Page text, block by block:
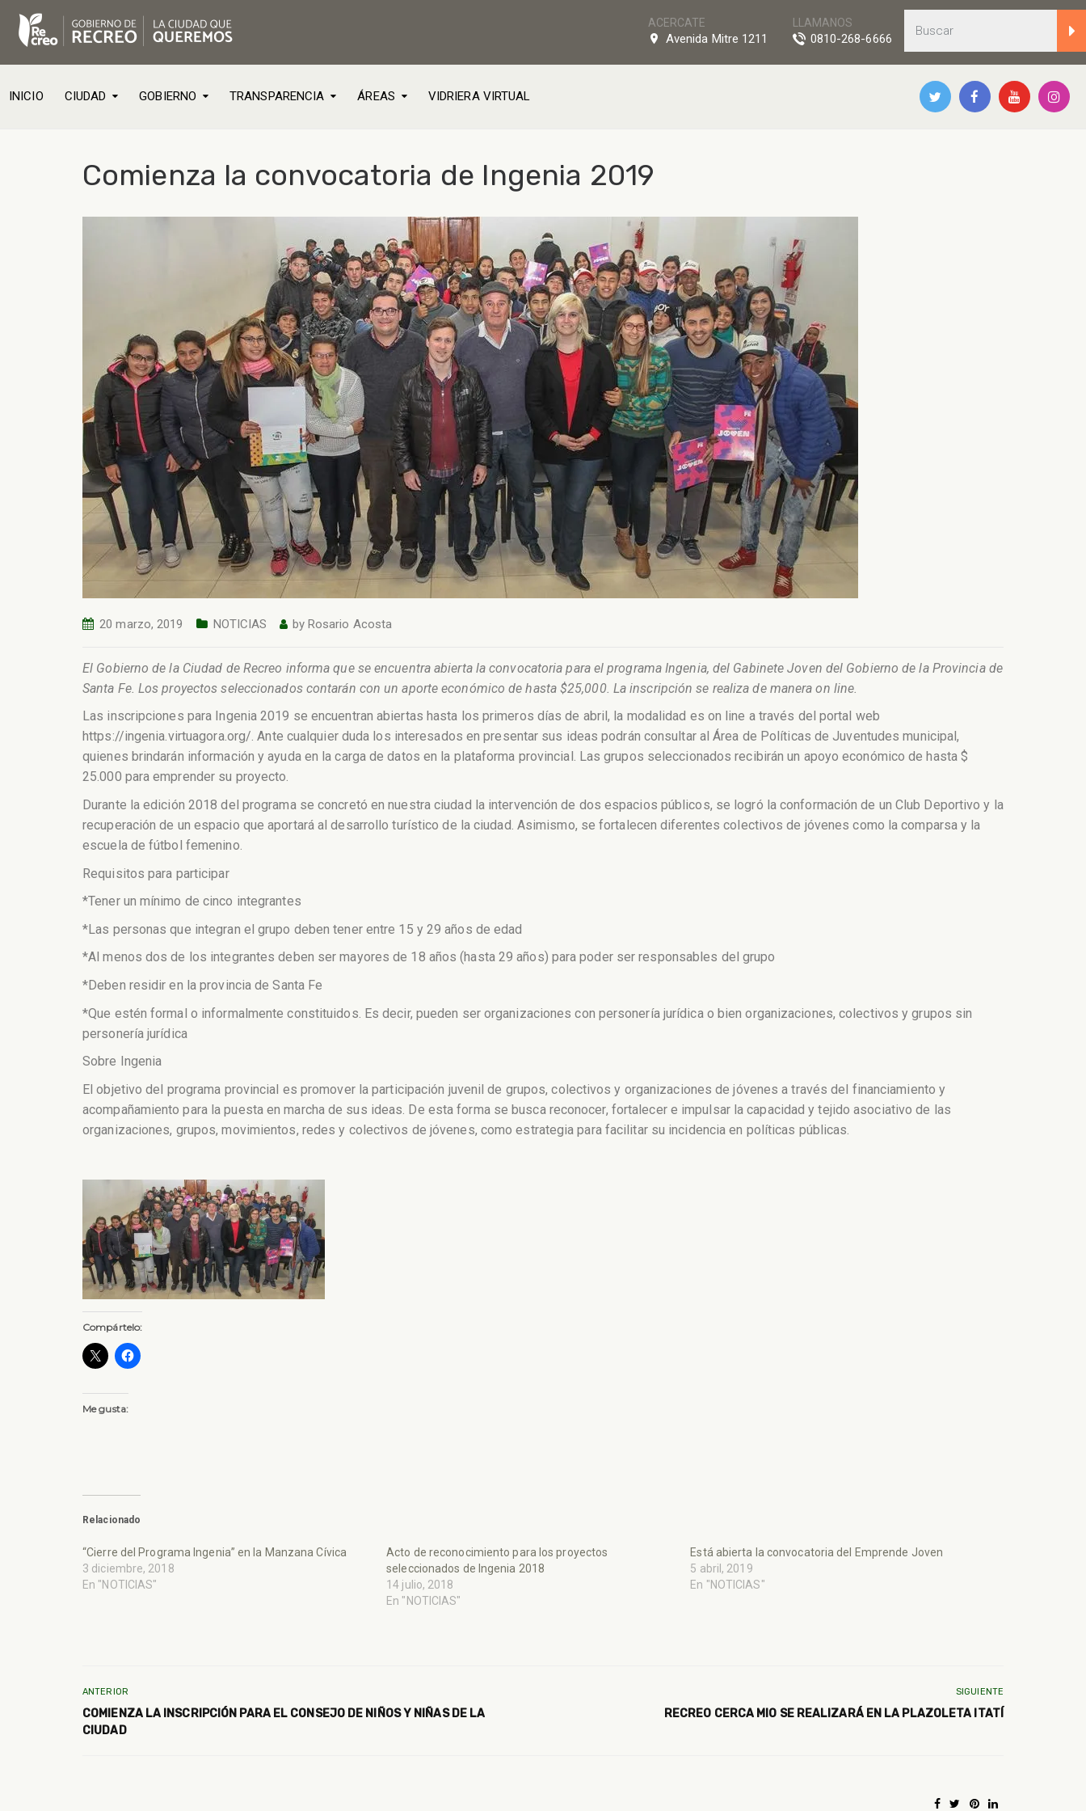
LLAMANOS
0810-268-6666
ACERCATE
Avenida Mitre 1211
INICIO CIUDAD GOBIERNO TRANSPARENCIA ÁREAS VIDRIERA VIRTUAL
Comienza la convocatoria de Ingenia 2019
20 marzo, 2019 NOTICIAS by Rosario Acosta
El Gobierno de la Ciudad de Recreo informa que se encuentra abierta la convocatoria para el programa Ingenia, del Gabinete Joven del Gobierno de la Provincia de
Santa Fe. Los proyectos seleccionados contarán con un aporte económico de hasta $25,000. La inscripción se realiza de manera on line.
Las inscripciones para Ingenia 2019 se encuentran abiertas hasta los primeros días de abril, la modalidad es on line a través del portal web
https://ingenia.virtuagora.org/. Ante cualquier duda los interesados en presentar sus ideas podrán consultar al Área de Políticas de Juventudes municipal,
quienes brindarán información y ayuda en la carga de datos en la plataforma provincial. Las grupos seleccionados recibirán un apoyo económico de hasta $
25.000 para emprender su proyecto.
Durante la edición 2018 del programa se concretó en nuestra ciudad la intervención de dos espacios públicos, se logró la conformación de un Club Deportivo y la
recuperación de un espacio que aportará al desarrollo turístico de la ciudad. Asimismo, se fortalecen diferentes colectivos de jóvenes como la comparsa y la
escuela de fútbol femenino.
Requisitos para participar
*Tener un mínimo de cinco integrantes
*Las personas que integran el grupo deben tener entre 15 y 29 años de edad
*Al menos dos de los integrantes deben ser mayores de 18 años (hasta 29 años) para poder ser responsables del grupo
*Deben residir en la provincia de Santa Fe
*Que estén formal o informalmente constituidos. Es decir, pueden ser organizaciones con personería jurídica o bien organizaciones, colectivos y grupos sin
personería jurídica
Sobre Ingenia
El objetivo del programa provincial es promover la participación juvenil de grupos, colectivos y organizaciones de jóvenes a través del financiamiento y
acompañamiento para la puesta en marcha de sus ideas. De esta forma se busca reconocer, fortalecer e impulsar la capacidad y tejido asociativo de las
organizaciones, grupos, movimientos, redes y colectivos de jóvenes, como estrategia para facilitar su incidencia en políticas públicas.
Compártelo:
Me gusta:
Relacionado
“Cierre del Programa Ingenia” en la Manzana Cívica
3 diciembre, 2018
En "NOTICIAS"
Acto de reconocimiento para los proyectos
seleccionados de Ingenia 2018
14 julio, 2018
En "NOTICIAS"
Está abierta la convocatoria del Emprende Joven
5 abril, 2019
En "NOTICIAS"
ANTERIOR
COMIENZA LA INSCRIPCIÓN PARA EL CONSEJO DE NIÑOS Y NIÑAS DE LA
CIUDAD
SIGUIENTE
RECREO CERCA MIO SE REALIZARÁ EN LA PLAZOLETA ITATÍ